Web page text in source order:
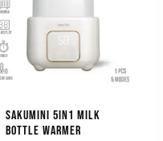
SAKUMINI 5IN1 MILK
BOTTLE WARMER